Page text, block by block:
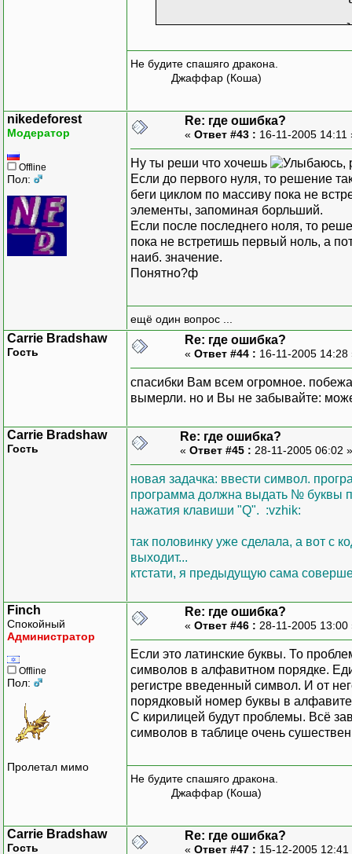
}
i++;
}
if (sost != 0)
Не будите спашяго дракона.
Джаффар (Коша)
nikedeforest
Модератор
Offline
Пол:
Re: где ошибка?
« Ответ #43 : 16-11-2005
Ну ты реши что хочешь
,
Если до первого нуля, то решение
беги циклом по массиву пока не
элементы, запоминая борльший.
Если после последнего ноля, то
пока не встретишь первый ноль, а
наиб. значение.
Понятно?ф
ещё один вопрос ...
Carrie Bradshaw
Гость
Re: где ошибка?
« Ответ #44 : 16-11-2005
спасибки Вам всем огромное.
вымерли. но и Вы не забывайте:
Carrie Bradshaw
Гость
Re: где ошибка?
« Ответ #45 : 28-11-2005 06:02
новая задачка: ввести символ.
программа должна выдать № буквы
нажатия клавиши "Q". :vzhik:
так половинку уже сделала, а вот с
выходит...
ктстати, я предыдущую сама
Finch
Спокойный
Администратор
Offline
Пол:
Пролетал мимо
Re: где ошибка?
« Ответ #46 : 28-11-2005
Если это латинские буквы. То
символов в алфавитном порядке.
регистре введенный символ. И от
порядковый номер буквы в
С кирилицей будут проблемы. Всё
символов в таблице очень
Не будите спашяго дракона.
Джаффар (Коша)
Carrie Bradshaw
Гость
Re: где ошибка?
« Ответ #47 : 15-12-2005